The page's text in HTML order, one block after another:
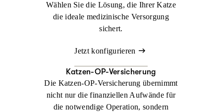
Wählen Sie die Lösung, die Ihrer Katze
die ideale medizinische Versorgung
sichert.
Jetzt konfigurieren
Katzen-OP-Versicherung
Die Katzen-OP-Versicherung übernimmt
nicht nur die finanziellen Aufwände für
die notwendige Operation, sondern